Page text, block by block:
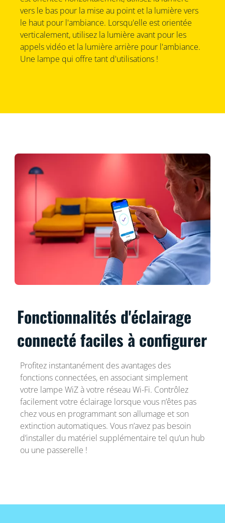
vers le bas pour la mise au point et la lumière vers
le haut pour l'ambiance. Lorsqu'elle est orientée
verticalement, utilisez la lumière avant pour les
appels vidéo et la lumière arrière pour l'ambiance.
Une lampe qui offre tant d'utilisations !
Fonctionnalités d'éclairage
connecté faciles à configurer
Profitez instantanément des avantages des
fonctions connectées, en associant simplement
votre lampe WiZ à votre réseau Wi-Fi. Contrôlez
facilement votre éclairage lorsque vous n’êtes pas
chez vous en programmant son allumage et son
extinction automatiques. Vous n’avez pas besoin
d’installer du matériel supplémentaire tel qu’un hub
ou une passerelle !